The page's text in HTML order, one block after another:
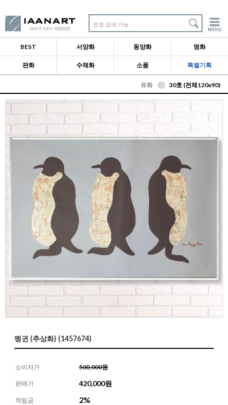
번호 검색 가능
BEST 서양화 동양화 명화
판화 수채화 소품 특별기획
유화 30호 (전체120x90)
펭귄 (추상화) (1457674)
소비자가 500,000원
판매가 420,000원
적립금 2%